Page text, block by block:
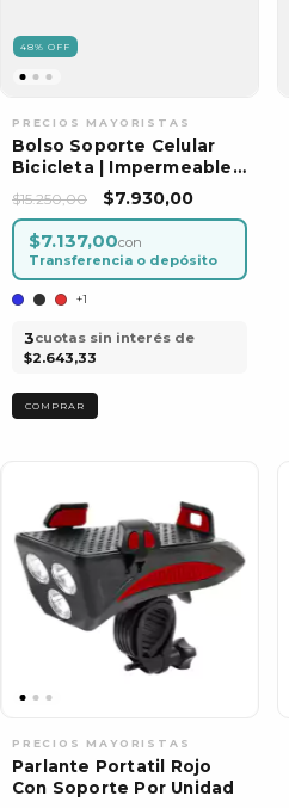
48% OFF
Bolso Soporte Celular
Bicicleta | Impermeable |
Pantalla Táctil
$15.250,00 $7.930,00
$7.137,00con
Transferencia o depósito
+1
3cuotas sin interés de
$2.643,33
COMPRAR
Parlante Portatil Rojo
Con Soporte Por Unidad